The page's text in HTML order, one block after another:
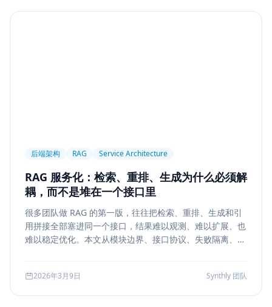
后端架构 RAG Service Architecture
RAG 服务化：检索、重排、生成为什么必须解
耦，而不是堆在一个接口里
很多团队做 RAG 的第一版，往往把检索、重排、生成和引
用拼接全部塞进同一个接口，结果难以观测、难以扩展、也
难以稳定优化。本文从模块边界、接口协议、失败隔离、缓
2026年3月9日 Synthly 团队